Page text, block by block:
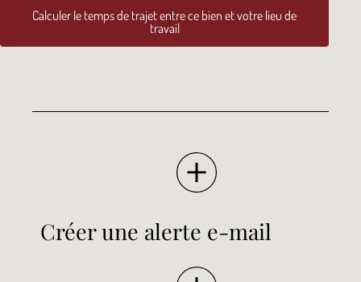
Calculer le temps de trajet entre ce bien et votre lieu de
travail
Créer une alerte e-mail